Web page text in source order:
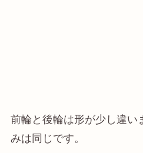
前輪と後輪は形が少し違い
みは同じです。